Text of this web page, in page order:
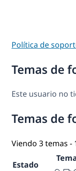
Temas de
Este usuario no
Temas de
Viendo 3 temas -
Estado
Política de